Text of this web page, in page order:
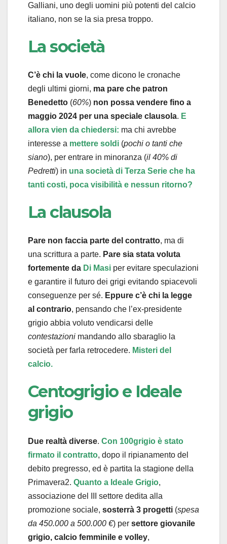
Galliani, uno degli uomini più potenti del calcio
italiano, non se la sia presa troppo.
La società
C’è chi la vuole, come dicono le cronache
degli ultimi giorni, ma pare che patron
Benedetto (60%) non possa vendere fino a
maggio 2024 per una speciale clausola. E
allora vien da chiedersi: ma chi avrebbe
interesse a mettere soldi (pochi o tanti che
siano), per entrare in minoranza (il 40% di
Pedretti) in una società di Terza Serie che ha
tanti costi, poca visibilità e nessun ritorno?
La clausola
Pare non faccia parte del contratto, ma di
una scrittura a parte. Pare sia stata voluta
fortemente da Di Masi per evitare speculazioni
e garantire il futuro dei grigi evitando spiacevoli
conseguenze per sé. Eppure c’è chi la legge
al contrario, pensando che l’ex-presidente
grigio abbia voluto vendicarsi delle
contestazioni mandando allo sbaraglio la
società per farla retrocedere. Misteri del
calcio.
Centogrigio e Ideale
grigio
Due realtà diverse. Con 100grigio è stato
firmato il contratto, dopo il ripianamento del
debito pregresso, ed è partita la stagione della
Primavera2. Quanto a Ideale Grigio,
associazione del III settore dedita alla
promozione sociale, sosterrà 3 progetti (spesa
da 450.000 a 500.000 €) per settore giovanile
grigio, calcio femminile e volley,